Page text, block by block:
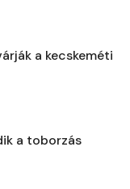
a kecskeméti
a toborzás